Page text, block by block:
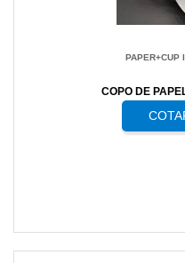
PAPER+CUP
COPO DE